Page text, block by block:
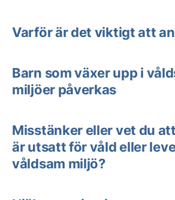
Varför är det viktigt att
Barn som växer upp i
miljöer påverkas
Misstänker eller vet du
är utsatt för våld eller
våldsam miljö?